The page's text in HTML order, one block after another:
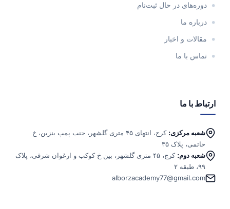
دوره‌های در حال ثبت‌نام
درباره ما
مقالات و اخبار
تماس با ما
ارتباط با ما
شعبه مرکزی:
کرج، انتهای ۴۵ متری گلشهر، جنب پمپ بنزین، خ
حاتمی، پلاک ۳۵
شعبه دوم:
کرج، ۴۵ متری گلشهر، بین خ کوکب و ارغوان شرقی، پلاک
۹۹، طبقه ۲
alborzacademy77@gmail.com